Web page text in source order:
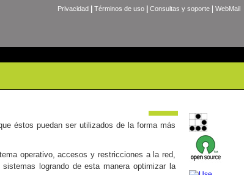
Privacidad Términos de uso Consultas y soporte WebMail
éstos puedan ser utilizados de la forma más
operativo, accesos y restricciones a la red,
logrando de esta manera optimizar la